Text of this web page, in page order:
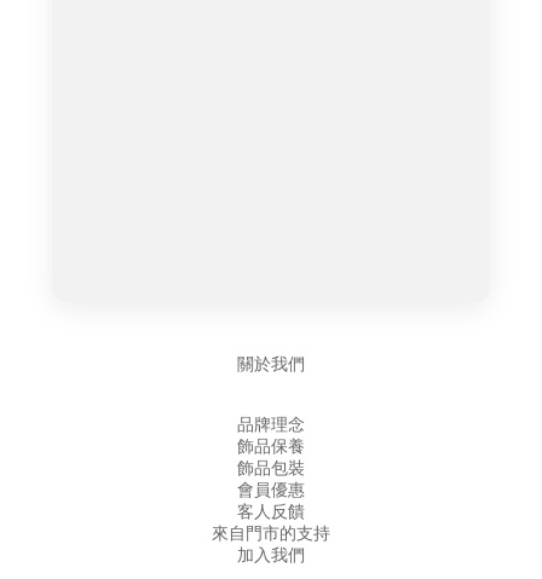
關於我們
品牌理念
飾品保養
飾品包裝
會員優惠
客人反饋
來自門市的支持
加入我們